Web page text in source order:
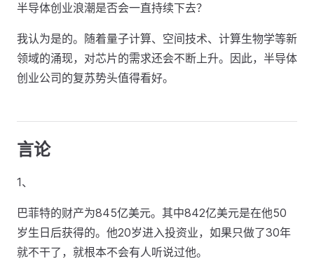
半导体创业浪潮是否会一直持续下去？
我认为是的。随着量子计算、空间技术、计算生物学等新
领域的涌现，对芯片的需求还会不断上升。因此，半导体
创业公司的复苏势头值得看好。
言论
1、
巴菲特的财产为845亿美元。其中842亿美元是在他50
岁生日后获得的。他20岁进入投资业，如果只做了30年
就不干了，就根本不会有人听说过他。